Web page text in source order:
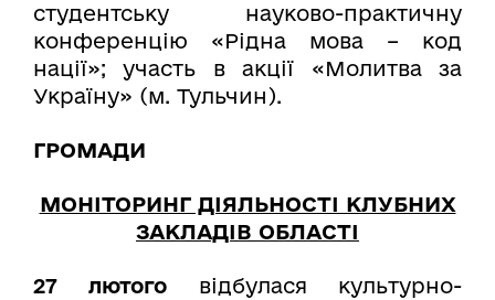
студентську науково-практичну
конференцію «Рідна мова – код
нації»; участь в акції «Молитва за
Україну» (м. Тульчин).
ГРОМАДИ
МОНІТОРИНГ ДІЯЛЬНОСТІ КЛУБНИХ
ЗАКЛАДІВ ОБЛАСТІ
27 лютого відбулася культурно-